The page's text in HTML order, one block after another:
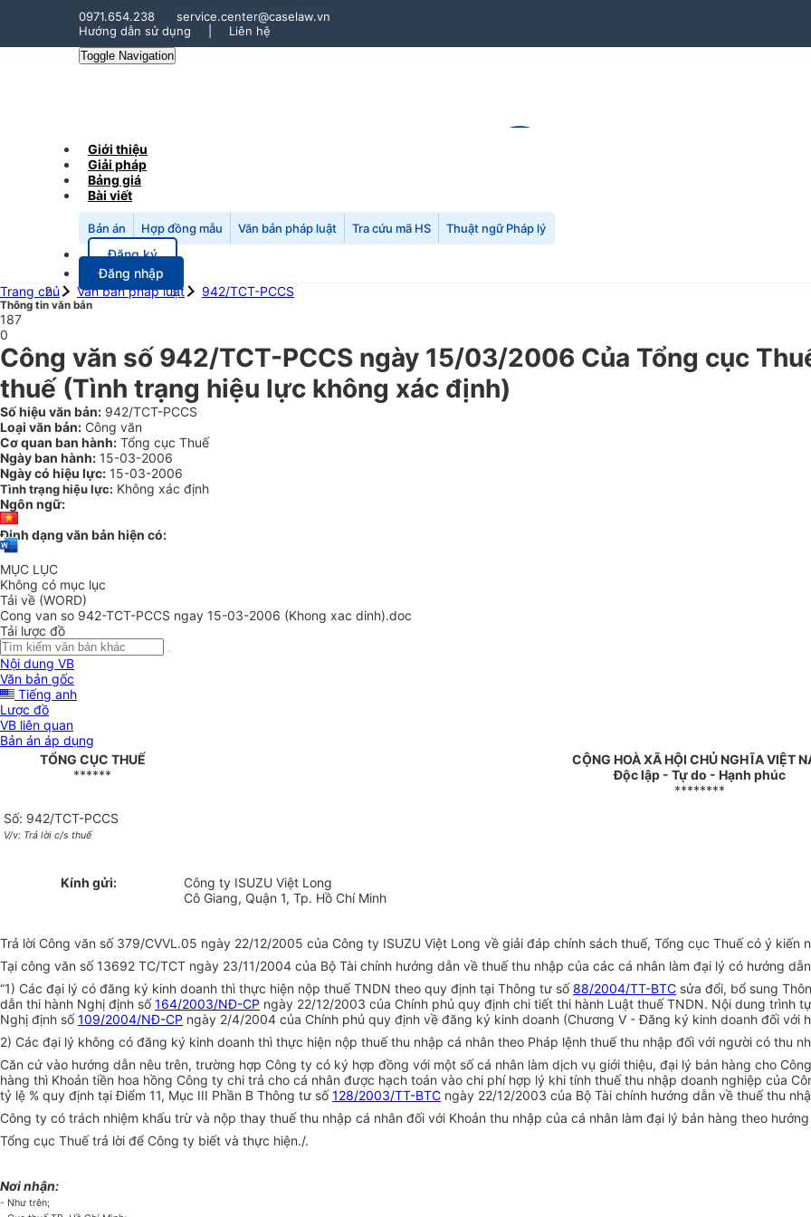
0971.654.238
service.center@caselaw.vn
Hướng dẫn sử dụng
Liên hệ
Toggle Navigation
Giới thiệu
Giải pháp
Bảng giá
Bài viết
Bản án Hợp đồng mẫu Văn bản pháp luật Tra cứu mã HS Thuật ngữ Pháp lý
Đăng ký
Đăng nhập
Trang chủ
Văn bản pháp luật 942/TCT-PCCS
Thông tin văn bản
187
0
Công văn số 942/TCT-PCCS ngày 15/03/2006 Của Tổng cục
thuế (Tình trạng hiệu lực không xác định)
Số hiệu văn bản: 942/TCT-PCCS
Loại văn bản: Công văn
Cơ quan ban hành: Tổng cục Thuế
Ngày ban hành: 15-03-2006
Ngày có hiệu lực: 15-03-2006
Tình trạng hiệu lực: Không xác định
Ngôn ngữ:
Định dạng văn bản hiện có:
MỤC LỤC
Không có mục lục
Tải về (WORD)
Cong van so 942-TCT-PCCS ngay 15-03-2006 (Khong xac dinh).doc
Tải lược đồ
Nội dung VB
Văn bản gốc
Tiếng anh
Lược đồ
VB liên quan
Bản án áp dụng
TỔNG CỤC THUẾ
******
CỘNG HOÀ XÃ HỘI CHỦ NGHĨA VIỆT
Độc lập - Tự do - Hạnh phúc
********
Số: 942/TCT-PCCS
V/v: Trả lời c/s thuế
Kính gửi:
Công ty ISUZU Việt Long
Cô Giang, Quận 1, Tp. Hồ Chí Minh
Trả lời Công văn số 379/CVVL.05 ngày 22/12/2005 của Công ty ISUZU Việt Long về giải đáp chính sách thuế, Tổng cục Thuế có ý kiến
Tại công văn số 13692 TC/TCT ngày 23/11/2004 của Bộ Tài chính hướng dẫn về thuế thu nhập của các cá nhân làm đại lý có hướng
“1) Các đại lý có đăng ký kinh doanh thì thực hiện nộp thuế TNDN theo quy định tại Thông tư số88/2004/TT-BTC sửa đổi, bổ sung
dẫn thi hành Nghị định số164/2003/NĐ-CP ngày 22/12/2003 của Chính phủ quy định chi tiết thi hành Luật thuế TNDN. Nội dung
Nghị định số109/2004/NĐ-CP ngày 2/4/2004 của Chính phủ quy định về đăng ký kinh doanh (Chương V - Đăng ký kinh doanh đối với
2) Các đại lý không có đăng ký kinh doanh thì thực hiện nộp thuế thu nhập cá nhân theo Pháp lệnh thuế thu nhập đối với người có thu
Căn cứ vào hướng dẫn nêu trên, trường hợp Công ty có ký hợp đồng với một số cá nhân làm dịch vụ giới thiệu, đại lý bán hàng cho
hàng thì Khoản tiền hoa hồng Công ty chi trả cho cá nhân được hạch toán vào chi phí hợp lý khi tính thuế thu nhập doanh nghiệp của
tỷ lệ % quy định tại Điểm 11, Mục III Phần B Thông tư số128/2003/TT-BTC ngày 22/12/2003 của Bộ Tài chính hướng dẫn về thuế thu
Công ty có trách nhiệm khấu trừ và nộp thay thuế thu nhập cá nhân đối với Khoản thu nhập của cá nhân làm đại lý bán hàng theo
Tổng cục Thuế trả lời để Công ty biết và thực hiện./.
Nơi nhận:
- Như trên;